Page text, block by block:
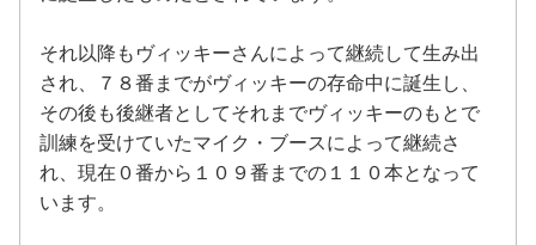
それ以降もヴィッキーさんによって継続して生み出
され、７８番までがヴィッキーの存命中に誕生し、
その後も後継者としてそれまでヴィッキーのもとで
訓練を受けていたマイク・ブースによって継続さ
れ、現在０番から１０９番までの１１０本となって
います。